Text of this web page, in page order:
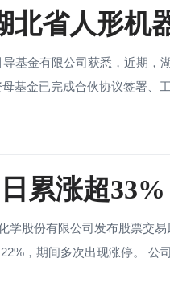
北省人形机
基金有限公司获悉，近期
基金已完成合伙协议签署、
累涨超
学股份有限公司发布股票交
，期间多次出现涨停。 公